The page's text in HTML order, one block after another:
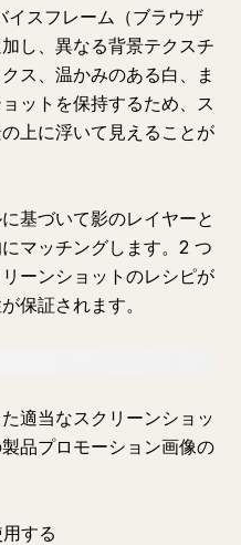
スフレーム（ブラウザ
し、異なる背景テクスチ
ス、温かみのある白、ま
ットを保持するため、ス
上に浮いて見えることが
基づいて影のレイヤーと
マッチングします。2 つ
ーンショットのレシピが
保証されます。
適当なスクリーンショッ
品プロモーション画像の
する